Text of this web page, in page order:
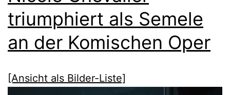
triumphiert als Semele
an der Komischen Oper
[Ansicht als Bilder-Liste]